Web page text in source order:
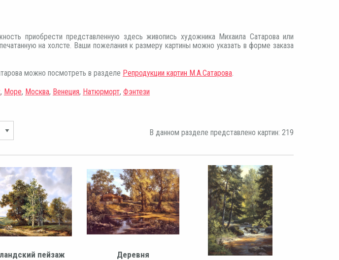
приобрести представленную здесь живопись художника Михаила Сатарова или
на холсте. Ваши пожелания к размеру картины можно указать в форме заказа
можно посмотреть в разделе Репродукции картин М.А.Сатарова
, Море, Москва, Венеция, Натюрморт, Фэнтези
В данном разделе представлено картин: 219
пейзаж
Деревня